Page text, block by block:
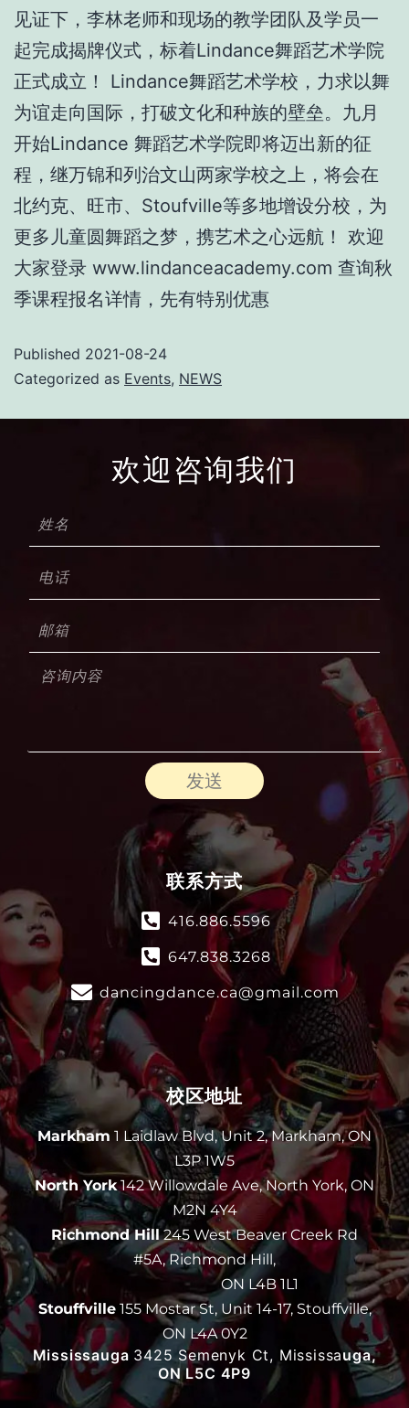
见证下，李林老师和现场的教学团队及学员一
起完成揭牌仪式，标着Lindance舞蹈艺术学院
正式成立！ Lindance舞蹈艺术学校，力求以舞
为谊走向国际，打破文化和种族的壁垒。九月
开始Lindance 舞蹈艺术学院即将迈出新的征
程，继万锦和列治文山两家学校之上，将会在
北约克、旺市、Stoufville等多地增设分校，为
更多儿童圆舞蹈之梦，携艺术之心远航！ 欢迎
大家登录 www.lindanceacademy.com 查询秋
季课程报名详情，先有特别优惠
Published 2021-08-24
Categorized as Events, NEWS
欢迎咨询我们
发送
联系方式
416.886.5596
647.838.3268
dancingdance.ca@gmail.com
校区地址
Markham 1 Laidlaw Blvd, Unit 2, Markham, ON
L3P 1W5
North York142 Willowdale Ave, North York, ON
M2N 4Y4
Richmond Hill245 West Beaver Creek Rd
#5A, Richmond Hill,
ON L4B 1L1
Stouffville155 Mostar St, Unit 14-17, Stouffville,
ON L4A 0Y2
Mississauga 3425 Semenyk Ct, Mississauga,
ON L5C 4P9